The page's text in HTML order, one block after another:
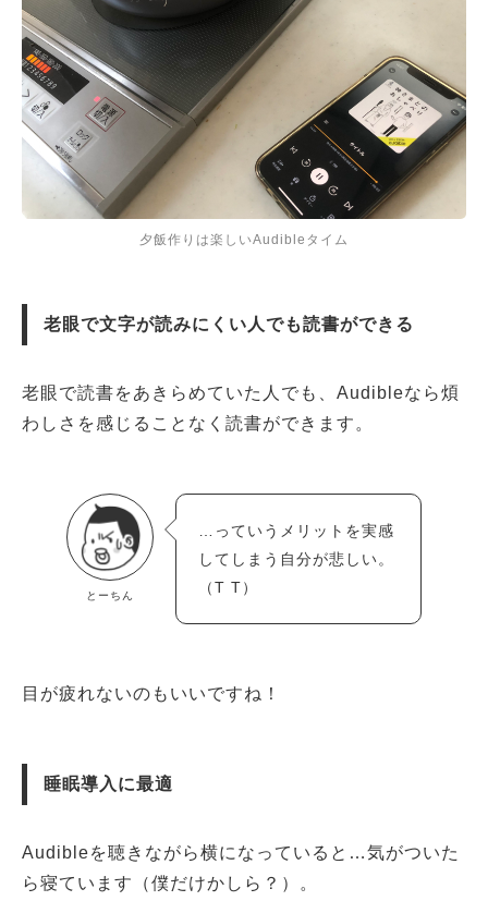
夕飯作りは楽しいAudibleタイム
老眼で文字が読みにくい人でも読書ができる
老眼で読書をあきらめていた人でも、Audibleなら煩
わしさを感じることなく読書ができます。
とーちん
…っていうメリットを実感
してしまう自分が悲しい。
（T T）
目が疲れないのもいいですね！
睡眠導入に最適
Audibleを聴きながら横になっていると…気がついた
ら寝ています（僕だけかしら？）。